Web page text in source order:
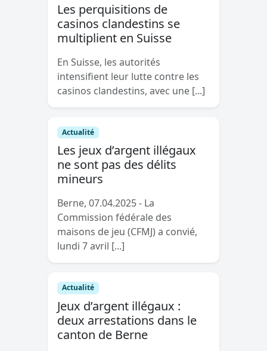
Les perquisitions de
casinos clandestins se
multiplient en Suisse
En Suisse, les autorités
intensifient leur lutte contre les
casinos clandestins, avec une [...]
Actualité
Les jeux d’argent illégaux
ne sont pas des délits
mineurs
Berne, 07.04.2025 - La
Commission fédérale des
maisons de jeu (CFMJ) a convié,
lundi 7 avril [...]
Actualité
Jeux d’argent illégaux :
deux arrestations dans le
canton de Berne